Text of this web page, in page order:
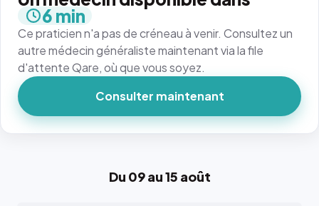
Du 09 au 15 août
6 min
Ce praticien n'a pas de créneau à venir. Consultez un
autre médecin généraliste maintenant via la file
d'attente Qare, où que vous soyez.
Consulter maintenant